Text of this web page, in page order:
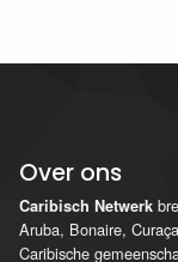
Over ons
Caribisch Netwerk
Aruba, Bonaire,
Caribische